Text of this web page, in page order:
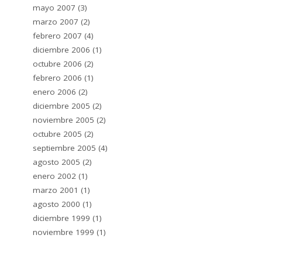
mayo 2007 (3)
marzo 2007 (2)
febrero 2007 (4)
diciembre 2006 (1)
octubre 2006 (2)
febrero 2006 (1)
enero 2006 (2)
diciembre 2005 (2)
noviembre 2005 (2)
octubre 2005 (2)
septiembre 2005 (4)
agosto 2005 (2)
enero 2002 (1)
marzo 2001 (1)
agosto 2000 (1)
diciembre 1999 (1)
noviembre 1999 (1)